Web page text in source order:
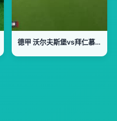
德甲 沃尔夫斯堡vs拜仁慕尼黑 (胡小凡、张力) 20231220